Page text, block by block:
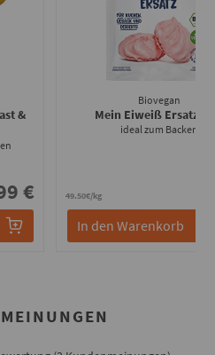
&
€
Biovegan
Mein Eiweiß Ersatz
ideal zum Backen
49.50€/kg
In den Warenkorb